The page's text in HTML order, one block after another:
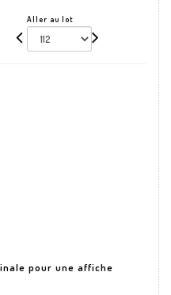
Aller au lot
pour une affiche